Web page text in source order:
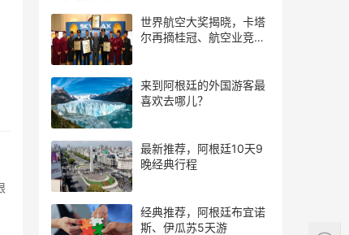
世界航空大奖揭晓，卡塔
尔再摘桂冠、航空业竞争
来到阿根廷的外国游客最
喜欢去哪儿？
最新推荐，阿根廷10天9
晚经典行程
经典推荐，阿根廷布宜诺
斯、伊瓜苏5天游